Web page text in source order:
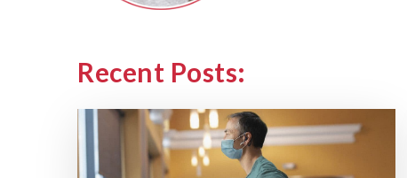
Recent Posts: